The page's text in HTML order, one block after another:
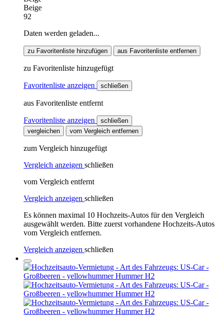
Beige
92
Daten werden geladen...
zu Favoritenliste hinzufügen aus Favoritenliste entfernen
zu Favoritenliste hinzugefügt
Favoritenliste anzeigen schließen
aus Favoritenliste entfernt
Favoritenliste anzeigen
schließen
vergleichen
vom Vergleich entfernen
zum Vergleich hinzugefügt
Vergleich anzeigen schließen
vom Vergleich entfernt
Vergleich anzeigen schließen
Es können maximal 10 Hochzeits-Autos für den Vergleich
ausgewählt werden. Bitte zuerst vorhandene Hochzeits-Autos
vom Vergleich entfernen.
Vergleich anzeigen schließen